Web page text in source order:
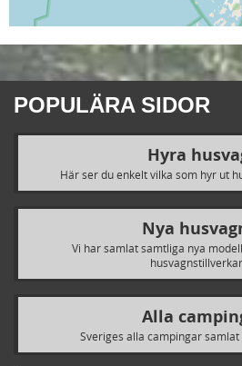
POPULÄRA SIDOR
Hyra
Här ser du enkelt vilka som hyr ut
Nya
Vi har samlat samtliga nya
Alla
Sveriges alla campingar